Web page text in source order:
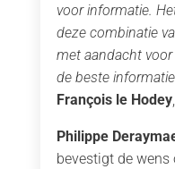
voor informatie.
deze combinatie
met aandacht
de beste
François le Hodey
Philippe
bevestigt de